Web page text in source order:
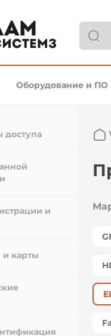
Оборудование и ПО
доступа
и
и карты